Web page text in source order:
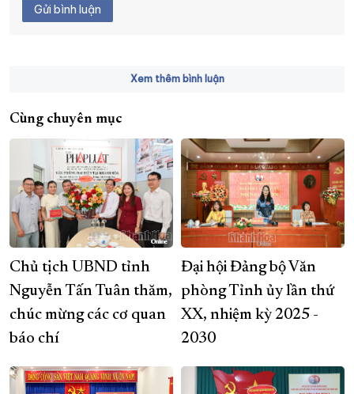
Gửi bình luận
Xem thêm bình luận
Cùng chuyên mục
Chủ tịch UBND tỉnh
Nguyễn Tấn Tuân thăm,
chúc mừng các cơ quan
báo chí
Đại hội Đảng bộ Văn
phòng Tỉnh ủy lần thứ
XX, nhiệm kỳ 2025 -
2030